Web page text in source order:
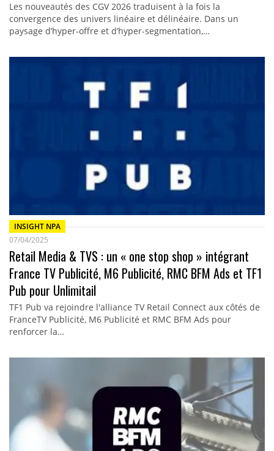
Les nouveautés des CGV 2026 traduisent à la fois la
convergence des univers linéaire et délinéaire. Dans un
paysage d’hyper-offre et d’hyper-segmentation,…
INSIGHT NPA
07/04/2025
Retail Media & TVS : un « one stop shop » intégrant
France TV Publicité, M6 Publicité, RMC BFM Ads et TF1
Pub pour Unlimitail
TF1 Pub va rejoindre l'alliance TV Retail Connect aux côtés de
FranceTV Publicité, M6 Publicité et RMC BFM Ads pour
renforcer la…